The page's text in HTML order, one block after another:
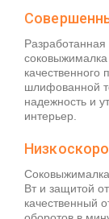
шлифованной
надежность и
интерьер.
Вт и защитой
качественный